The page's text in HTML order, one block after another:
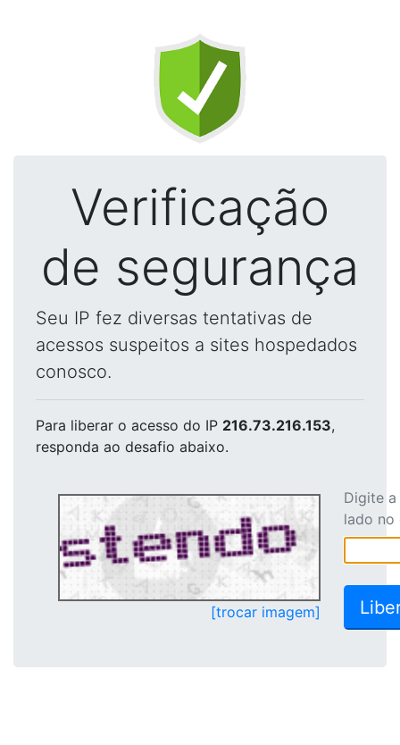
Verificação
de segurança
Seu IP fez diversas tentativas de
acessos suspeitos a sites hospedados
conosco.
Para liberar o acesso do IP 216.73.216.153,
responda ao desafio abaixo.
[trocar imagem]
Digite
lado no